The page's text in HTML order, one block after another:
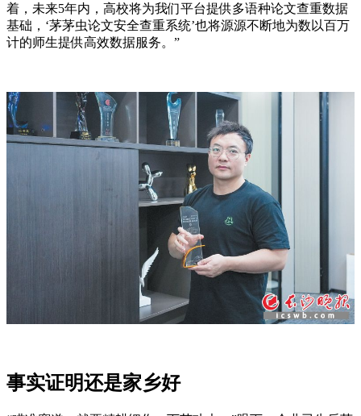
着，未来5年内，高校将为我们平台提供多语种论文查重数据
基础，‘茅茅虫论文安全查重系统’也将源源不断地为数以百万
计的师生提供高效数据服务。”
事实证明还是家乡好